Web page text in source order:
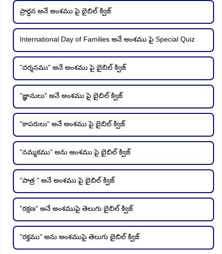
ప్రార్ధన అనే అంశము పై బైబిల్ క్విజ్
International Day of Families అనే అంశము పై Special Quiz
"దర్శనము" అనే అంశము పై బైబిల్ క్విజ్
"జ్ఞానులు" అనే అంశము పై బైబిల్ క్విజ్
"కాపరులు" అనే అంశము పై బైబిల్ క్విజ్
"నమ్మకము" అను అంశము పై బైబిల్ క్విజ్
"పాత్ర " అనే అంశము పై బైబిల్ క్విజ్
"రక్షణ" అనే అంశముపై తెలుగు బైబిల్ క్విజ్
"రక్తము" అను అంశముపై తెలుగు బైబిల్ క్విజ్